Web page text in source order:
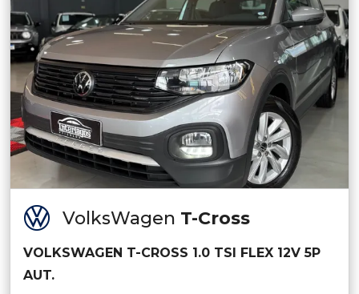
VolksWagen T-Cross
VOLKSWAGEN T-CROSS 1.0 TSI FLEX 12V 5P
AUT.